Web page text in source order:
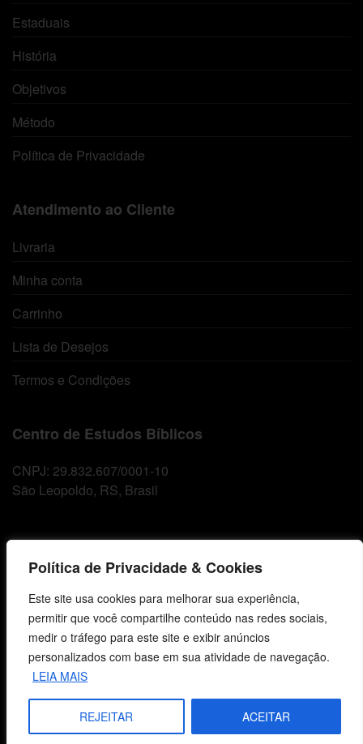
Política de Privacidade & Cookies
Este site usa cookies para melhorar sua experiência,
permitir que você compartilhe conteúdo nas redes sociais,
medir o tráfego para este site e exibir anúncios
personalizados com base em sua atividade de navegação.
LEIA MAIS
REJEITAR ACEITAR
Estaduais
História
Objetivos
Método
Política de Privacidade
Atendimento ao Cliente
Livraria
Minha conta
Carrinho
Lista de Desejos
Termos e Condições
Centro de Estudos Bíblicos
CNPJ: 29.832.607/0001-10
São Leopoldo, RS, Brasil
vendas@cebi.org.br
comunicacao@cebi.org.br
WhatsApp / Vendas
+55 (51) 99734-4518
WhatsApp / Comunicação
+55 (51) 99799-3041